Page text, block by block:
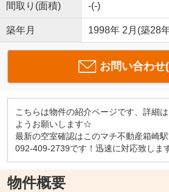
間取り(面積) -(-)
築年月 1998年 2月(築28
お問い合わせ
こちらは物件の紹介ページです、詳細
ようお願いします☆
最新の空室確認はこのマチ不動産箱崎
092-409-2739です！迅速に対応致しま
物件概要